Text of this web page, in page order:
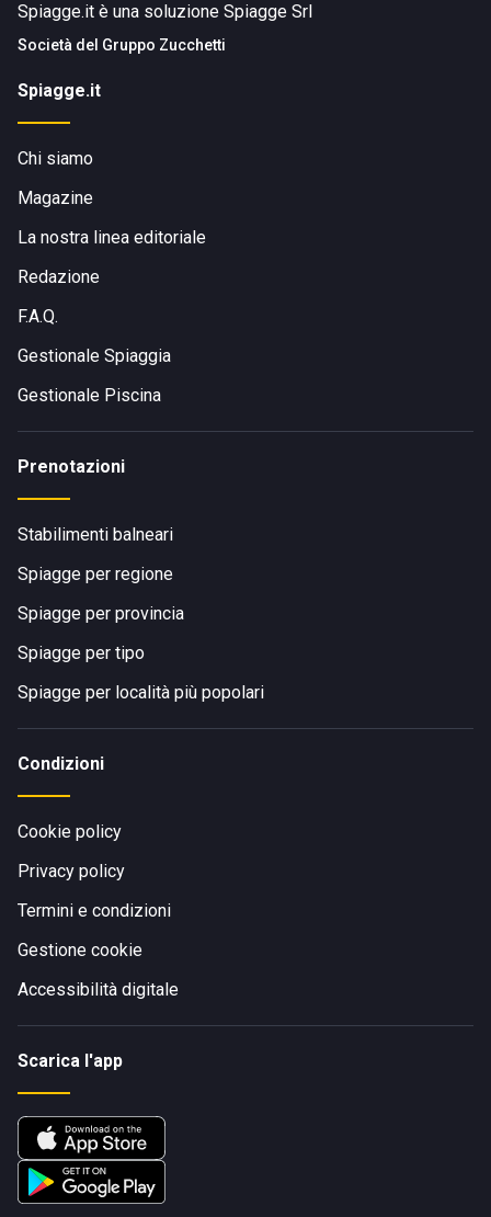
Spiagge.it è una soluzione Spiagge Srl
Società del Gruppo Zucchetti
Spiagge.it
Chi siamo
Magazine
La nostra linea editoriale
Redazione
F.A.Q.
Gestionale Spiaggia
Gestionale Piscina
Prenotazioni
Stabilimenti balneari
Spiagge per regione
Spiagge per provincia
Spiagge per tipo
Spiagge per località più popolari
Condizioni
Cookie policy
Privacy policy
Termini e condizioni
Gestione cookie
Accessibilità digitale
Scarica l'app